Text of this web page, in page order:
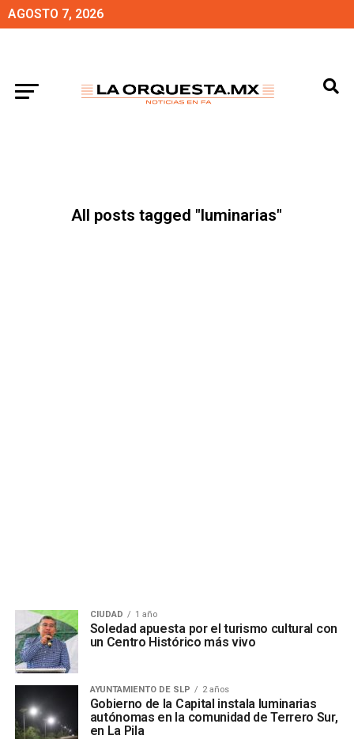
AGOSTO 7, 2026
All posts tagged "luminarias"
CIUDAD 1 año
Soledad apuesta por el turismo cultural con
un Centro Histórico más vivo
AYUNTAMIENTO DE SLP 2 años
Gobierno de la Capital instala luminarias
autónomas en la comunidad de Terrero Sur,
en La Pila